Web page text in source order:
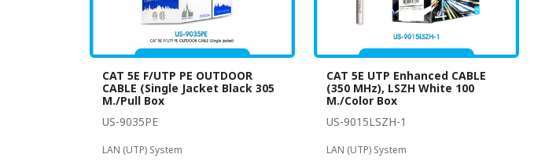
CAT 5E F/UTP PE OUTDOOR
CABLE (Single Jacket Black 305
M./Pull Box
US-9035PE
LAN (UTP) System
CAT 5E UTP Enhanced CABLE
(350 MHz), LSZH White 100
M./Color Box
US-9015LSZH-1
LAN (UTP) System